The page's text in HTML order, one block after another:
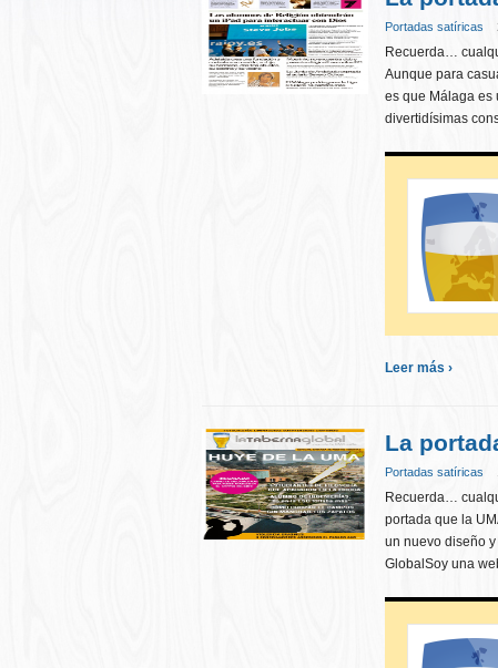
Portadas satíricas
Recuerda…
Aunque para
es que Málaga es
divertidísimas
Leer más ›
La
Portadas satíricas
Recuerda…
portada que la
un nuevo diseño
GlobalSoy una